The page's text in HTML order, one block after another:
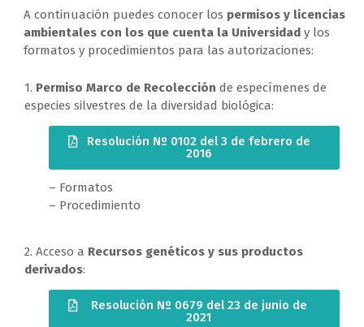
A continuación puedes conocer los permisos y licencias
ambientales con los que cuenta la Universidad y los
formatos y procedimientos para las autorizaciones:
1. Permiso Marco de Recolección de especímenes de
especies silvestres de la diversidad biológica:
Resolución Nº 0102 del 3 de febrero de
2016
– Formatos
– Procedimiento
2. Acceso a Recursos genéticos y sus productos
derivados:
Resolución Nº 0679 del 23 de junio de
2021